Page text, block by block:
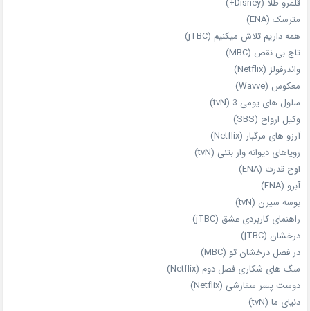
قلمرو طلا (Disney+)
مترسک (ENA)
همه داریم تلاش میکنیم (jTBC)
تاج بی‌ نقص (MBC)
واندرفولز (Netflix)
معکوس (Wavve)
سلول های یومی 3 (tvN)
وکیل ارواح (SBS)
آرزو های مرگبار (Netflix)
رویاهای دیوانه‌ وار بتنی (tvN)
اوج قدرت (ENA)
آبرو (ENA)
بوسه سیرن (tvN)
راهنمای کاربردی عشق (jTBC)
درخشان (jTBC)
در فصل درخشان تو (MBC)
سگ های شکاری فصل دوم (Netflix)
دوست‌ پسر سفارشی (Netflix)
دنیای ما (tvN)